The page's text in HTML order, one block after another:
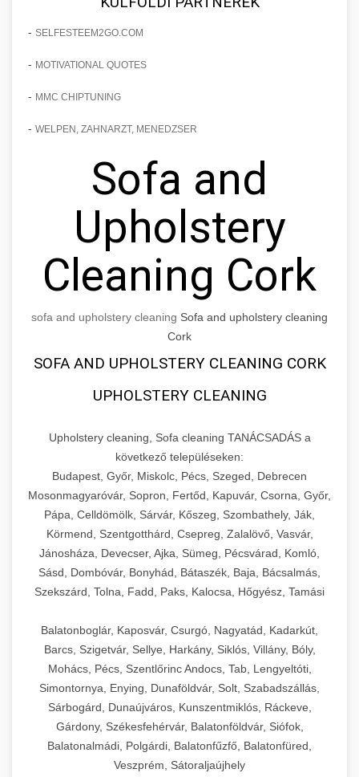
- SELFESTEEM2GO.COM
- MOTIVATIONAL QUOTES
- MMC CHIPTUNING
- WELPEN, ZAHNARZT, MENEDZSER
Sofa and
Upholstery
Cleaning Cork
sofa and upholstery cleaning Sofa and upholstery cleaning
Cork
SOFA AND UPHOLSTERY CLEANING CORK
UPHOLSTERY CLEANING
Upholstery cleaning, Sofa cleaning TANÁCSADÁS a
következő településeken:
Budapest, Győr, Miskolc, Pécs, Szeged, Debrecen
Mosonmagyaróvár, Sopron, Fertőd, Kapuvár, Csorna, Győr,
Pápa, Celldömölk, Sárvár, Kőszeg, Szombathely, Ják,
Körmend, Szentgotthárd, Csepreg, Zalalövő, Vasvár,
Jánosháza, Devecser, Ajka, Sümeg, Pécsvárad, Komló,
Sásd, Dombóvár, Bonyhád, Bátaszék, Baja, Bácsalmás,
Szekszárd, Tolna, Fadd, Paks, Kalocsa, Hőgyész, Tamási
Balatonboglár, Kaposvár, Csurgó, Nagyatád, Kadarkút,
Barcs, Szigetvár, Sellye, Harkány, Siklós, Villány, Bóly,
Mohács, Pécs, Szentlőrinc Andocs, Tab, Lengyeltóti,
Simontornya, Enying, Dunaföldvár, Solt, Szabadszállás,
Sárbogárd, Dunaújváros, Kunszentmiklós, Ráckeve,
Gárdony, Székesfehérvár, Balatonföldvár, Siófok,
Balatonalmádi, Polgárdi, Balatonfűzfő, Balatonfüred,
Veszprém, Sátoraljaújhely